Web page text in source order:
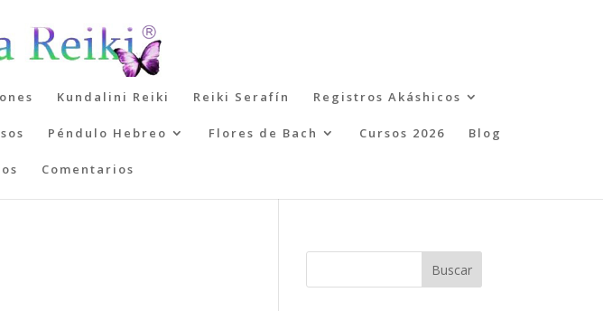
Kundalini Reiki Reiki Serafín Registros Akáshicos
Péndulo Hebreo Flores de Bach Cursos 2026 Blog
Comentarios